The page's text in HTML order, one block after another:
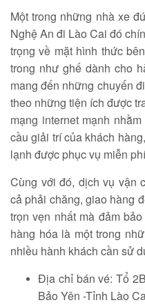
Một trong những nhà xe
Nghệ An đi Lào Cai đó
trọng về mặt hình thức
trong như ghế dành cho
mang đến những chuyến
theo những tiện ích được
mạng internet mạnh
cầu giải trí của khách
lạnh được phục vụ miễn
Cùng với đó, dịch vụ vận
cả phải chăng, giao hàng
trọn vẹn nhất mà đảm
hàng hóa là một trong
nhiều hành khách cần sử
Địa chỉ bán vé: Tổ
Bảo Yên -Tỉnh Lào